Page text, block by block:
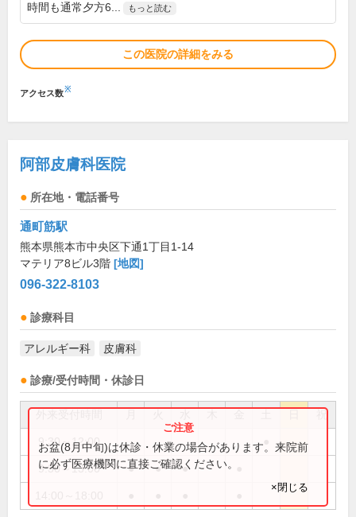
時間も通常夕方6...
もっと読む
この医院の詳細をみる
アクセス数※
阿部皮膚科医院
所在地・電話番号
通町筋駅
熊本県熊本市中央区下通1丁目1-14
マテリア8ビル3階 [地図]
096-322-8103
診療科目
アレルギー科 皮膚科
診療/受付時間・休診日
祝
9:30～12:00
9:30～13:00 ● ● ●
お盆(8月中旬)は休診・休業の場合があります。来院前
に必ず医療機関に直接ご確認ください。
×閉じる